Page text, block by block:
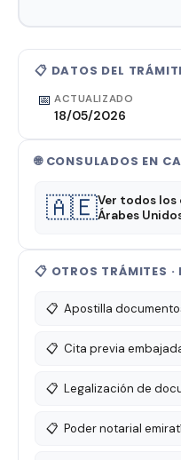
📋 DATOS DEL
📅 ACTUALIZADO
18/05/2026
🌐 CONSULADOS EN
🇦🇪Ver todos los
Árabes
📋 OTROS TRÁMITES
📋 Apostilla
📋 Cita previa
📋 Legalización de
📋 Poder notarial